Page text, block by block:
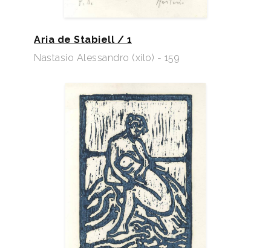
Aria de Stabiell / 1
Nastasio Alessandro (xilo) - 159